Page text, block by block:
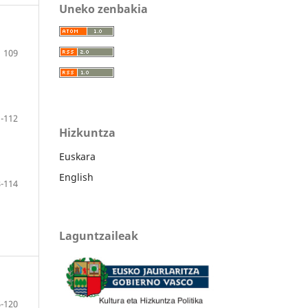
109
112
114
120
Uneko zenbakia
Hizkuntza
Euskara
English
Laguntzaileak